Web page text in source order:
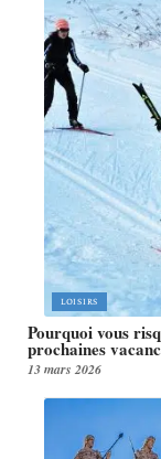
LOISIRS
Pourquoi vous
prochaines
13 mars 2026